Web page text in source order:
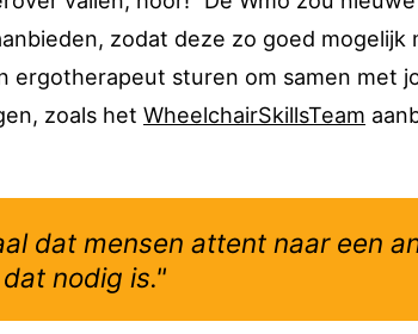
zodat deze zo goed mogelijk
ergotherapeut sturen om samen met
zoals het WheelchairSkillsTeam
dat mensen attent naar een
nodig is."